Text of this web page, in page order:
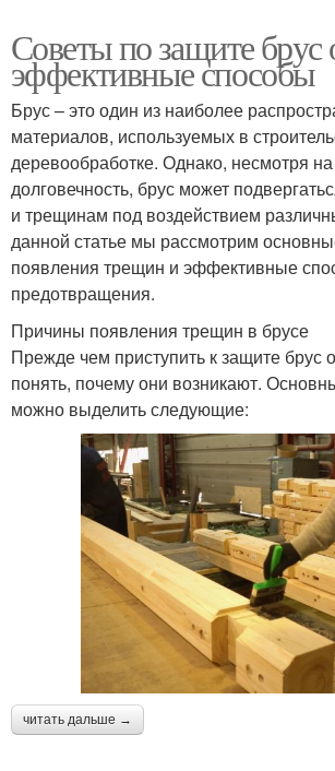
Советы по защите брус
эффективные способы
Брус – это один из наиболее
материалов, используемых в
деревообработке. Однако, несмотря на
долговечность, брус может
и трещинам под воздействием
данной статье мы рассмотрим
появления трещин и эффективные
предотвращения.
Причины появления трещин в брусе
Прежде чем приступить к защите брус
понять, почему они возникают.
можно выделить следующие:
читать дальше →